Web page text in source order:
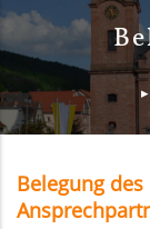
Belegung